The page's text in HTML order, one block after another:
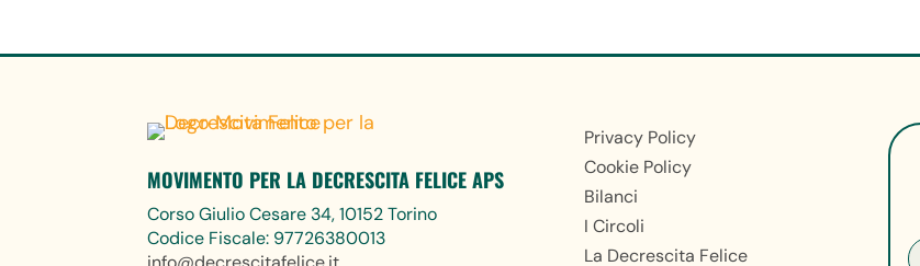
MOVIMENTO PER LA DECRESCITA FELICE APS
Corso Giulio Cesare 34, 10152 Torino
Codice Fiscale: 97726380013
Privacy Policy
Cookie Policy
Bilanci
I Circoli
La Decrescita Felice